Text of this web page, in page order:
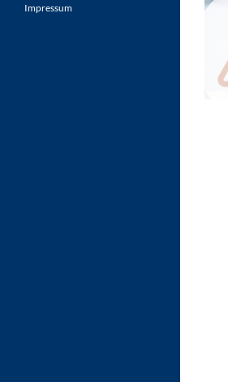
Impressum